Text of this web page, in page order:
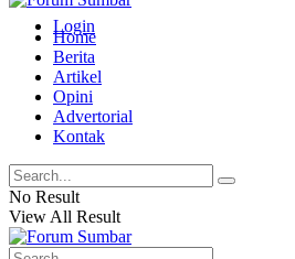
Login
Home
Berita
Artikel
Opini
Advertorial
Kontak
No Result
View All Result